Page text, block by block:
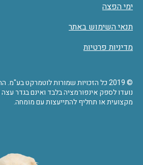
ימי הפצה
תנאי השימוש באתר
מדיניות פרטיות
© 2019 כל הזכויות שמורות לוטמרקט
נועדו לספק אינפורמציה בלבד ואינם בגדר
מקצועית או תחליף להתייעצות עם מומחה.